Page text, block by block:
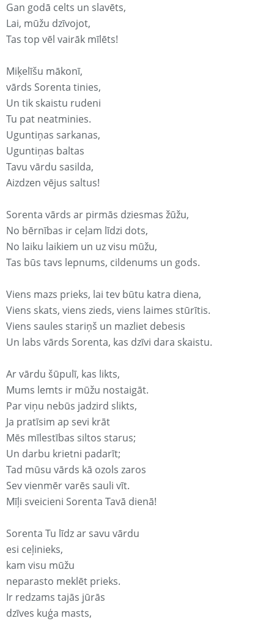
Gan godā celts un slavēts,
Lai, mūžu dzīvojot,
Tas top vēl vairāk mīlēts!
Miķelīšu mākonī,
vārds Sorenta tinies,
Un tik skaistu rudeni
Tu pat neatminies.
Uguntiņas sarkanas,
Uguntiņas baltas
Tavu vārdu sasilda,
Aizdzen vējus saltus!
Sorenta vārds ar pirmās dziesmas žūžu,
No bērnības ir ceļam līdzi dots,
No laiku laikiem un uz visu mūžu,
Tas būs tavs lepnums, cildenums un gods.
Viens mazs prieks, lai tev būtu katra diena,
Viens skats, viens zieds, viens laimes stūrītis.
Viens saules stariņš un mazliet debesis
Un labs vārds Sorenta, kas dzīvi dara skaistu.
Ar vārdu šūpulī, kas likts,
Mums lemts ir mūžu nostaigāt.
Par viņu nebūs jadzird slikts,
Ja pratīsim ap sevi krāt
Mēs mīlestības siltos starus;
Un darbu krietni padarīt;
Tad mūsu vārds kā ozols zaros
Sev vienmēr varēs sauli vīt.
Mīļi sveicieni Sorenta Tavā dienā!
Sorenta Tu līdz ar savu vārdu
esi ceļinieks,
kam visu mūžu
neparasto meklēt prieks.
Ir redzams tajās jūrās
dzīves kuģa masts,